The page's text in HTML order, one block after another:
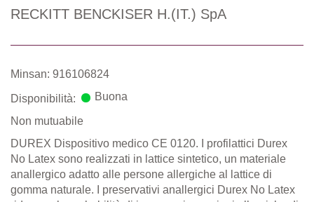
RECKITT BENCKISER H.(IT.) SpA
Minsan: 916106824
Disponibilità: Buona
Non mutuabile
DUREX Dispositivo medico CE 0120. I profilattici Durex
No Latex sono realizzati in lattice sintetico, un materiale
anallergico adatto alle persone allergiche al lattice di
gomma naturale. I preservativi anallergici Durex No Latex